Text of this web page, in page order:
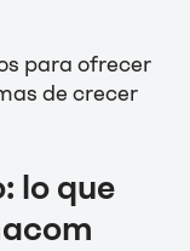
para ofrecer
de crecer
lo que